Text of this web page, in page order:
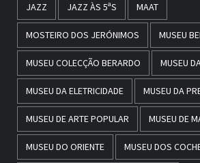
JAZZ JAZZ ÀS 5ªS MAAT
MOSTEIRO DOS JERÓNIMOS MUSEU
MUSEU COLECÇÃO BERARDO MUSEU
MUSEU DA ELETRICIDADE MUSEU DA
MUSEU DE ARTE POPULAR MUSEU DE
MUSEU DO ORIENTE MUSEU DOS